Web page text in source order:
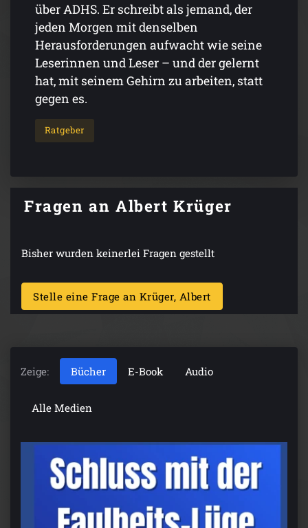
über ADHS. Er schreibt als jemand, der
jeden Morgen mit denselben
Herausforderungen aufwacht wie seine
Leserinnen und Leser – und der gelernt
hat, mit seinem Gehirn zu arbeiten, statt
gegen es.
Ratgeber
Fragen an Albert Krüger
Bisher wurden keinerlei Fragen gestellt
Stelle eine Frage an Krüger, Albert
Zeige: Bücher E-Book Audio
Alle Medien